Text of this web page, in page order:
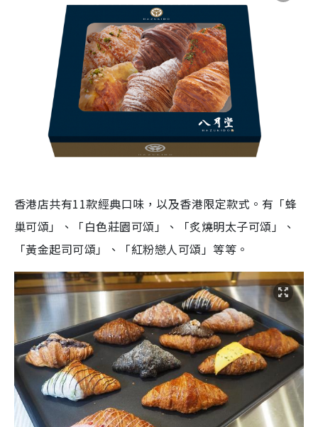
香港店共有11款經典口味，以及香港限定款式。有「蜂
巢可頌」、「白色莊園可頌」、「炙燒明太子可頌」、
「黃金起司可頌」、「紅粉戀人可頌」等等。